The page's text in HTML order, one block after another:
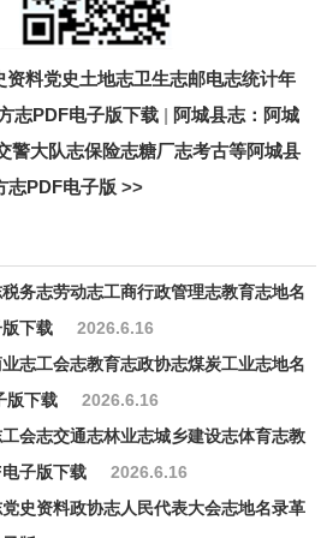
资料党史土地志卫生志邮电志统计年
志PDF电子版下载 | 阿城县志：阿城
警大队志保险志糖厂志考古等阿城县
志PDF电子版 >>
务志劳动志工商行政管理志教育志地名
下载
2026.6.16
志工会志教育志政协志煤炭工业志地名
版下载
2026.6.16
会志交通志林业志城乡建设志体育志教
子版下载
2026.6.16
史资料政协志人民代表大会志地名录革